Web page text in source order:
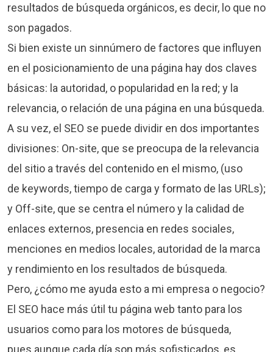
resultados de búsqueda orgánicos, es decir, lo que no
son pagados.
Si bien existe un sinnúmero de factores que influyen
en el posicionamiento de una página hay dos claves
básicas: la autoridad, o popularidad en la red; y la
relevancia, o relación de una página en una búsqueda.
A su vez, el SEO se puede dividir en dos importantes
divisiones: On-site, que se preocupa de la relevancia
del sitio a través del contenido en el mismo, (uso
de keywords, tiempo de carga y formato de las URLs);
y Off-site, que se centra el número y la calidad de
enlaces externos, presencia en redes sociales,
menciones en medios locales, autoridad de la marca
y rendimiento en los resultados de búsqueda.
Pero, ¿cómo me ayuda esto a mi empresa o negocio?
El SEO hace más útil tu página web tanto para los
usuarios como para los motores de búsqueda,
pues aunque cada día son más sofisticados, es